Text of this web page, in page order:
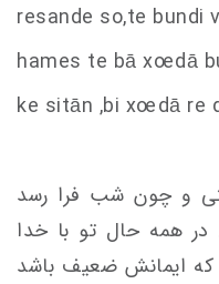
resande so,te bundi
hames te bā xoedā
ke sitān ,bi xoedā re
و چون شب فرا رسد
همه حال تو با خدا
که ایمانش ضعیف باشد